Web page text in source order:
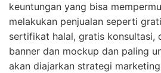
keuntungan yang bisa
melakukan penjualan seperti
sertifikat halal, gratis konsultasi,
banner dan mockup dan paling
akan diajarkan strategi